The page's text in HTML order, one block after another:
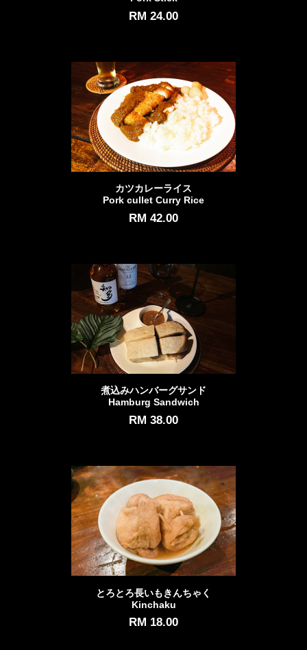
RM 24.00
カツカレーライス
Pork cullet Curry Rice
RM 42.00
煮込みハンバーグサンド
Hamburg Sandwich
RM 38.00
とろとろ長いもきんちゃく
Kinchaku
RM 18.00